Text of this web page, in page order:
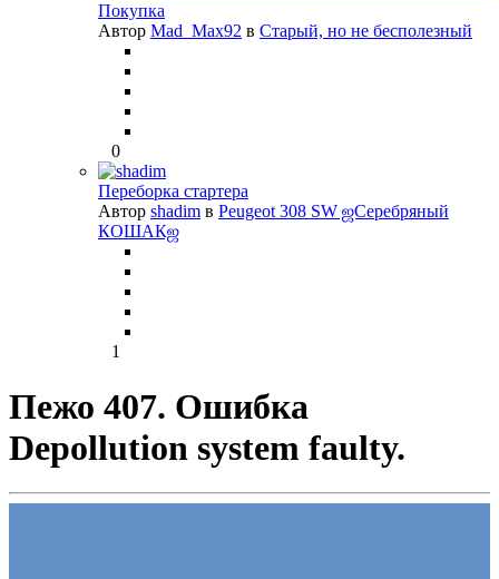
Покупка
Автор Mad_Max92 в Старый, но не бесполезный
0
Переборка стартера
Автор shadim в Peugeot 308 SW ஜСеребряный
КОШАКஜ
1
Пежо 407. Ошибка
Depollution system faulty.